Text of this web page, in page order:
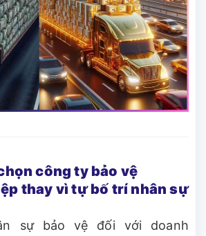
công ty bảo vệ
thay vì tự bố trí nhân sự
sự bảo vệ đối với doanh